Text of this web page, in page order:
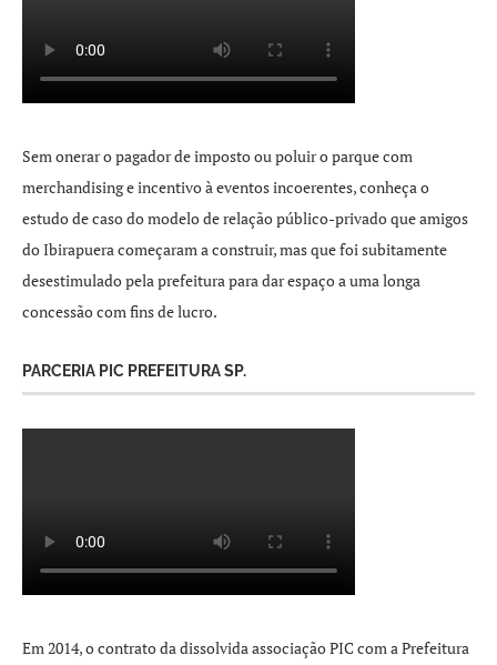
Sem onerar o pagador de imposto ou poluir o parque com
merchandising e incentivo à eventos incoerentes, conheça o
estudo de caso do modelo de relação público-privado que amigos
do Ibirapuera começaram a construir, mas que foi subitamente
desestimulado pela prefeitura para dar espaço a uma longa
concessão com fins de lucro.
PARCERIA PIC PREFEITURA SP.
Em 2014, o contrato da dissolvida associação PIC com a Prefeitura